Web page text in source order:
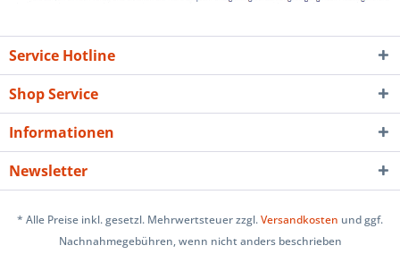
Service Hotline
Shop Service
Informationen
Newsletter
* Alle Preise inkl. gesetzl. Mehrwertsteuer zzgl.Versandkosten und ggf.
Nachnahmegebühren, wenn nicht anders beschrieben